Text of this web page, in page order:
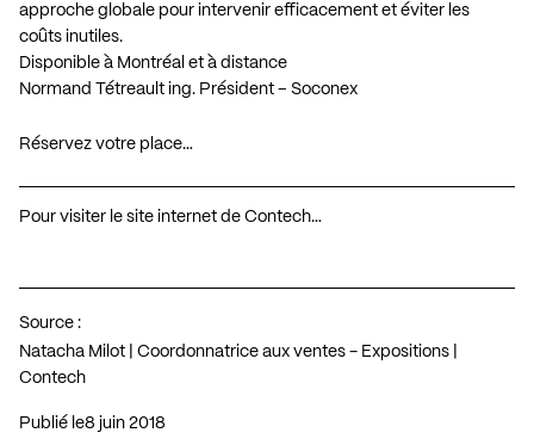
approche globale pour intervenir efficacement et éviter les
coûts inutiles.
Disponible à Montréal et à distance
Normand Tétreault ing. Président – Soconex
Réservez votre place…
Pour visiter le site internet de Contech…
Source :
Natacha Milot | Coordonnatrice aux ventes - Expositions |
Contech
Publié le 8 juin 2018